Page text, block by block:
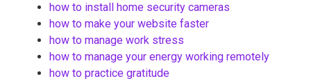
how to install home security cameras
how to make your website faster
how to manage work stress
how to manage your energy working remotely
how to practice gratitude